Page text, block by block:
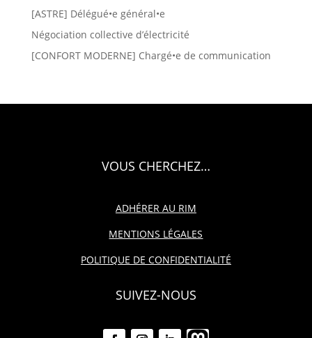
[ASTRE] Délégué•e général•e
Négociation collective d’électricité
[CONFORT MODERNE] Chargé•e de communication
VOUS CHERCHEZ…
ADHÉRER AU RIM
MENTIONS LÉGALES
POLITIQUE DE CONFIDENTIALITÉ
SUIVEZ-NOUS